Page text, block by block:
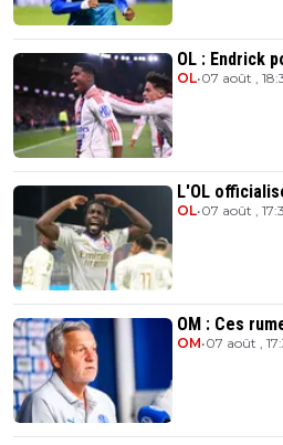
OL : Endrick
OL•07 août ,
L'OL
OL•07 août ,
OM : Ces
OM•07 août ,